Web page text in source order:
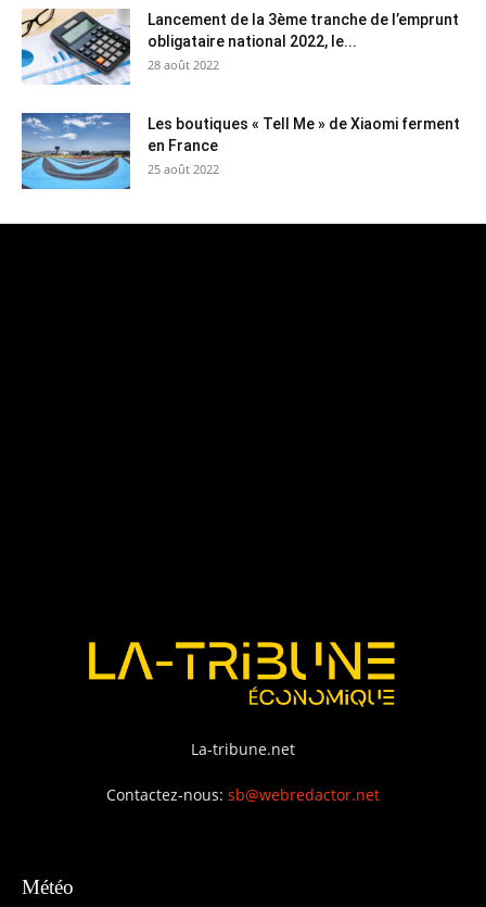
Lancement de la 3ème tranche de l’emprunt
obligataire national 2022, le...
28 août 2022
Les boutiques « Tell Me » de Xiaomi ferment
en France
25 août 2022
La-tribune.net
Contactez-nous: sb@webredactor.net
Météo